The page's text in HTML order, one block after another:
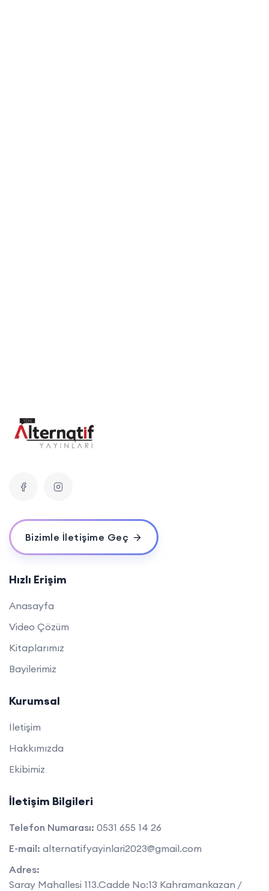
Bizimle İletişime Geç
Hızlı Erişim
Anasayfa
Video Çözüm
Kitaplarımız
Bayilerimiz
Kurumsal
İletişim
Hakkımızda
Ekibimiz
İletişim Bilgileri
Telefon Numarası: 0531 655 14 26
E-mail: alternatifyayinlari2023@gmail.com
Adres:
Saray Mahallesi 113.Cadde No:13 Kahramankazan /